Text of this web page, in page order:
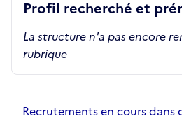
Profil recherché et
La structure n'a pas encore
rubrique
Recrutements en cours